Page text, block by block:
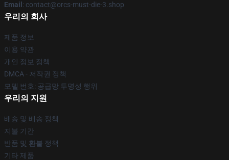
Email : contact@orcs-must-die-3.shop
우리의 회사
제품 정보
이용 약관
개인 정보 정책
DMCA - 저작권 정책
모델 번호: 공급망 투명성 행위
우리의 지원
배송 및 배송 정책
지불 기간
반품 및 환불 정책
기타 제품